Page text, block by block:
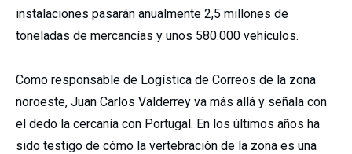
instalaciones pasarán anualmente 2,5 millones de
toneladas de mercancías y unos 580.000 vehículos.
Como responsable de Logística de Correos de la zona
noroeste, Juan Carlos Valderrey va más allá y señala con
el dedo la cercanía con Portugal. En los últimos años ha
sido testigo de cómo la vertebración de la zona es una